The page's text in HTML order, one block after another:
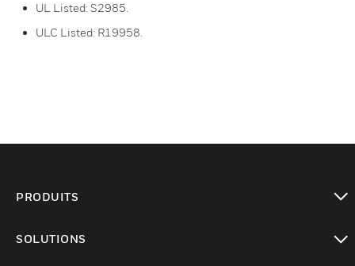
UL Listed: S2985.
ULC Listed: R19958.
PRODUITS
SOLUTIONS